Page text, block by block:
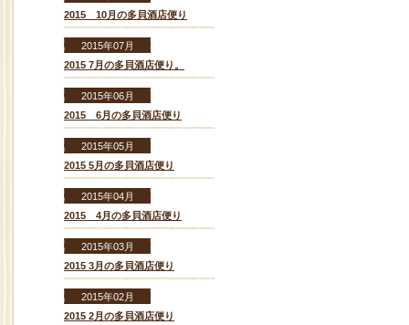
2015 10月の多貝酒店便り
2015年07月
2015 7月の多貝酒店便り。
2015年06月
2015 6月の多貝酒店便り
2015年05月
2015 5月の多貝酒店便り
2015年04月
2015 4月の多貝酒店便り
2015年03月
2015 3月の多貝酒店便り
2015年02月
2015 2月の多貝酒店便り